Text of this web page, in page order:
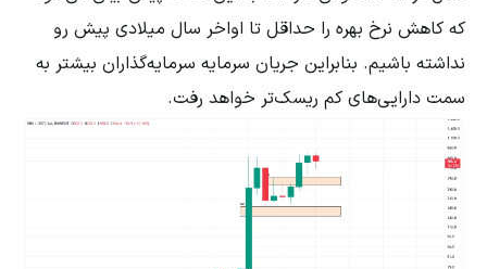
که کاهش نرخ بهره را حداقل تا اواخر سال میلادی پیش رو
نداشته باشیم. بنابراین جریان سرمایه سرمایه‌گذاران بیشتر به
سمت دارایی‌های کم ریسک‌تر خواهد رفت.